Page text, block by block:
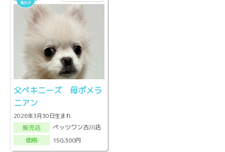
父ペキニーズ 母ポメラ
ニアン
2026年3月30日生まれ
販売店
ペッツワン古川店
価格
150,300円